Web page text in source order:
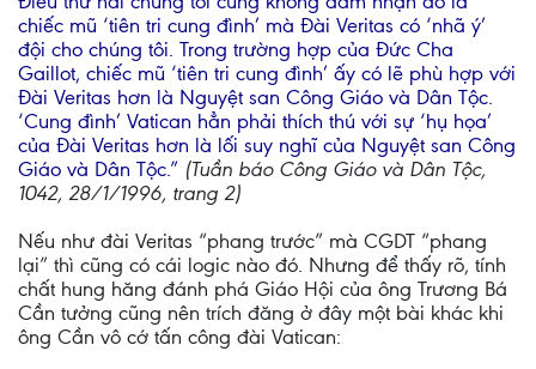
chiếc mũ ‘tiên tri cung đình’ mà Đài Veritas có ‘nhã ý’
đội cho chúng tôi. Trong trường hợp của Đức Cha
Gaillot, chiếc mũ ‘tiên tri cung đình’ ấy có lẽ phù hợp với
Đài Veritas hơn là Nguyệt san Công Giáo và Dân Tộc.
‘Cung đình’ Vatican hẳn phải thích thú với sự ‘hụ họa’
của Đài Veritas hơn là lối suy nghĩ của Nguyệt san Công
Giáo và Dân Tộc.” (Tuần báo Công Giáo và Dân Tộc,
1042, 28/1/1996, trang 2)
Nếu như đài Veritas “phang trước” mà CGDT “phang
lại” thì cũng có cái logic nào đó. Nhưng để thấy rõ, tính
chất hung hăng đánh phá Giáo Hội của ông Trương Bá
Cần tưởng cũng nên trích đăng ở đây một bài khác khi
ông Cần vô cớ tấn công đài Vatican: